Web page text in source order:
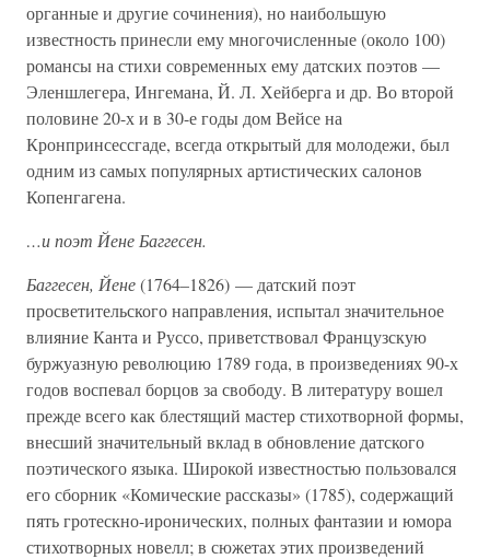
органные и другие сочинения), но наибольшую
известность принесли ему многочисленные (около 100)
романсы на стихи современных ему датских поэтов —
Эленшлегера, Ингемана, Й. Л. Хейберга и др. Во второй
половине 20-х и в 30-е годы дом Вейсе на
Кронпринсессгаде, всегда открытый для молодежи, был
одним из самых популярных артистических салонов
Копенгагена.
…и поэт Йене Баггесен.
Баггесен, Йене(1764–1826) — датский поэт
просветительского направления, испытал значительное
влияние Канта и Руссо, приветствовал Французскую
буржуазную революцию 1789 года, в произведениях 90-х
годов воспевал борцов за свободу. В литературу вошел
прежде всего как блестящий мастер стихотворной формы,
внесший значительный вклад в обновление датского
поэтического языка. Широкой известностью пользовался
его сборник «Комические рассказы» (1785), содержащий
пять гротескно-иронических, полных фантазии и юмора
стихотворных новелл; в сюжетах этих произведений